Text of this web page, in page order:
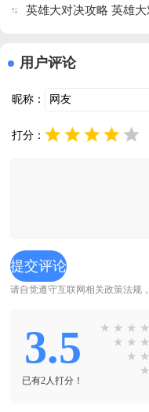
英雄大对决攻略 英雄
用户评论
昵称：
打分：
请自觉遵守互联网相关政策法规
3.5
已有2人打分！
★ ★ ★ ★
★ ★ ★
★ ★
★